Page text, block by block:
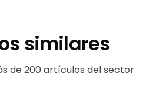
similares
de 200 artículos del sector